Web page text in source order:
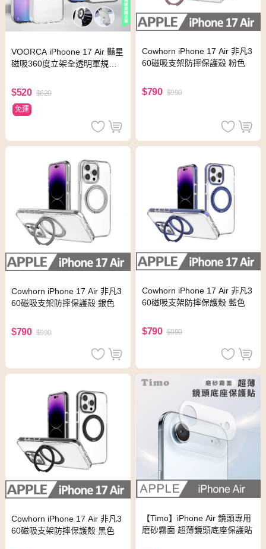
VOORCA iPhoone 17 Air 豔星
磁吸360度立架全透明軍規保
$520 $620
免運
Cowhorn iPhone 17 Air 非凡3
60磁吸支架防摔保護殼 粉色
$790 $990
Cowhorn iPhone 17 Air 非凡3
60磁吸支架防摔保護殼 銀色
$790 $990
Cowhorn iPhone 17 Air 非凡3
60磁吸支架防摔保護殼 藍色
$790 $990
Cowhorn iPhone 17 Air 非凡3
60磁吸支架防摔保護殼 黑色
【Timo】iPhone Air 鏡頭專用
磨砂霧面 超薄鏡頭底座保護貼